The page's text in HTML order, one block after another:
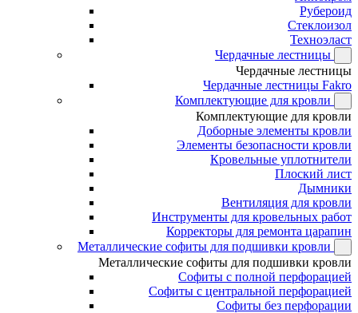
Рубероид
Стеклоизол
Техноэласт
Чердачные лестницы
Чердачные лестницы
Чердачные лестницы Fakro
Комплектующие для кровли
Комплектующие для кровли
Доборные элементы кровли
Элементы безопасности кровли
Кровельные уплотнители
Плоский лист
Дымники
Вентиляция для кровли
Инструменты для кровельных работ
Корректоры для ремонта царапин
Металлические софиты для подшивки кровли
Металлические софиты для подшивки кровли
Софиты с полной перфорацией
Софиты с центральной перфорацией
Софиты без перфорации